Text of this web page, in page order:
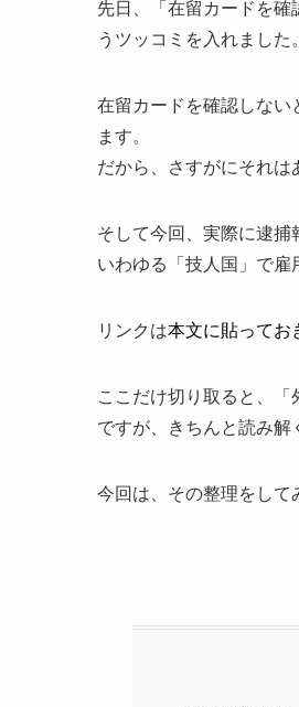
先日、「在留カードを
うツッコミを入れました。
在留カードを確認しない
ます。
だから、さすがにそれは
そして今回、実際に逮捕
いわゆる「技人国」で雇
リンクは本文に貼ってお
ここだけ切り取ると、「
ですが、きちんと読み解
今回は、その整理をして